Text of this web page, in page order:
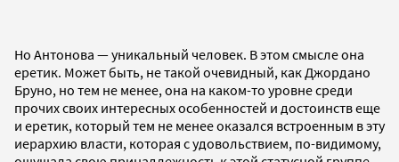
Но Антонова — уникальный человек. В этом смысле она
еретик. Может быть, не такой очевидный, как Джордано
Бруно, но тем не менее, она на каком-то уровне среди
прочих своих интересных особенностей и достоинств еще
и еретик, который тем не менее оказался встроенным в эту
иерархию власти, которая с удовольствием, по-видимому,